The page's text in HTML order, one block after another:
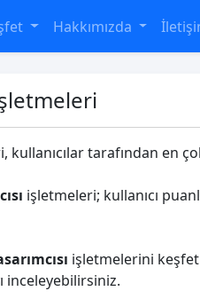
Hakkımızda
kullanıcılar tarafından en
işletmeleri; kullanıcı
işletmelerini
inceleyebilirsiniz.